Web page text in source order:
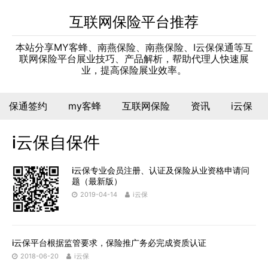
互联网保险平台推荐
本站分享MY客蜂、南燕保险、南燕保险、I云保保通等互
联网保险平台展业技巧、产品解析，帮助代理人快速展
业，提高保险展业效率。
保通签约 my客蜂 互联网保险 资讯 i云保
i云保自保件
i云保专业会员注册、认证及保险从业资格申请问
题（最新版）
2019-04-14 i云保
i云保平台根据监管要求，保险推广务必完成资质认证
2018-06-20 i云保